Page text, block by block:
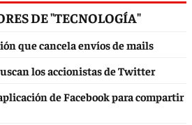
DE "TECNOLOGÍA"
que cancela envíos de mails
los accionistas de Twitter
de Facebook para compartir